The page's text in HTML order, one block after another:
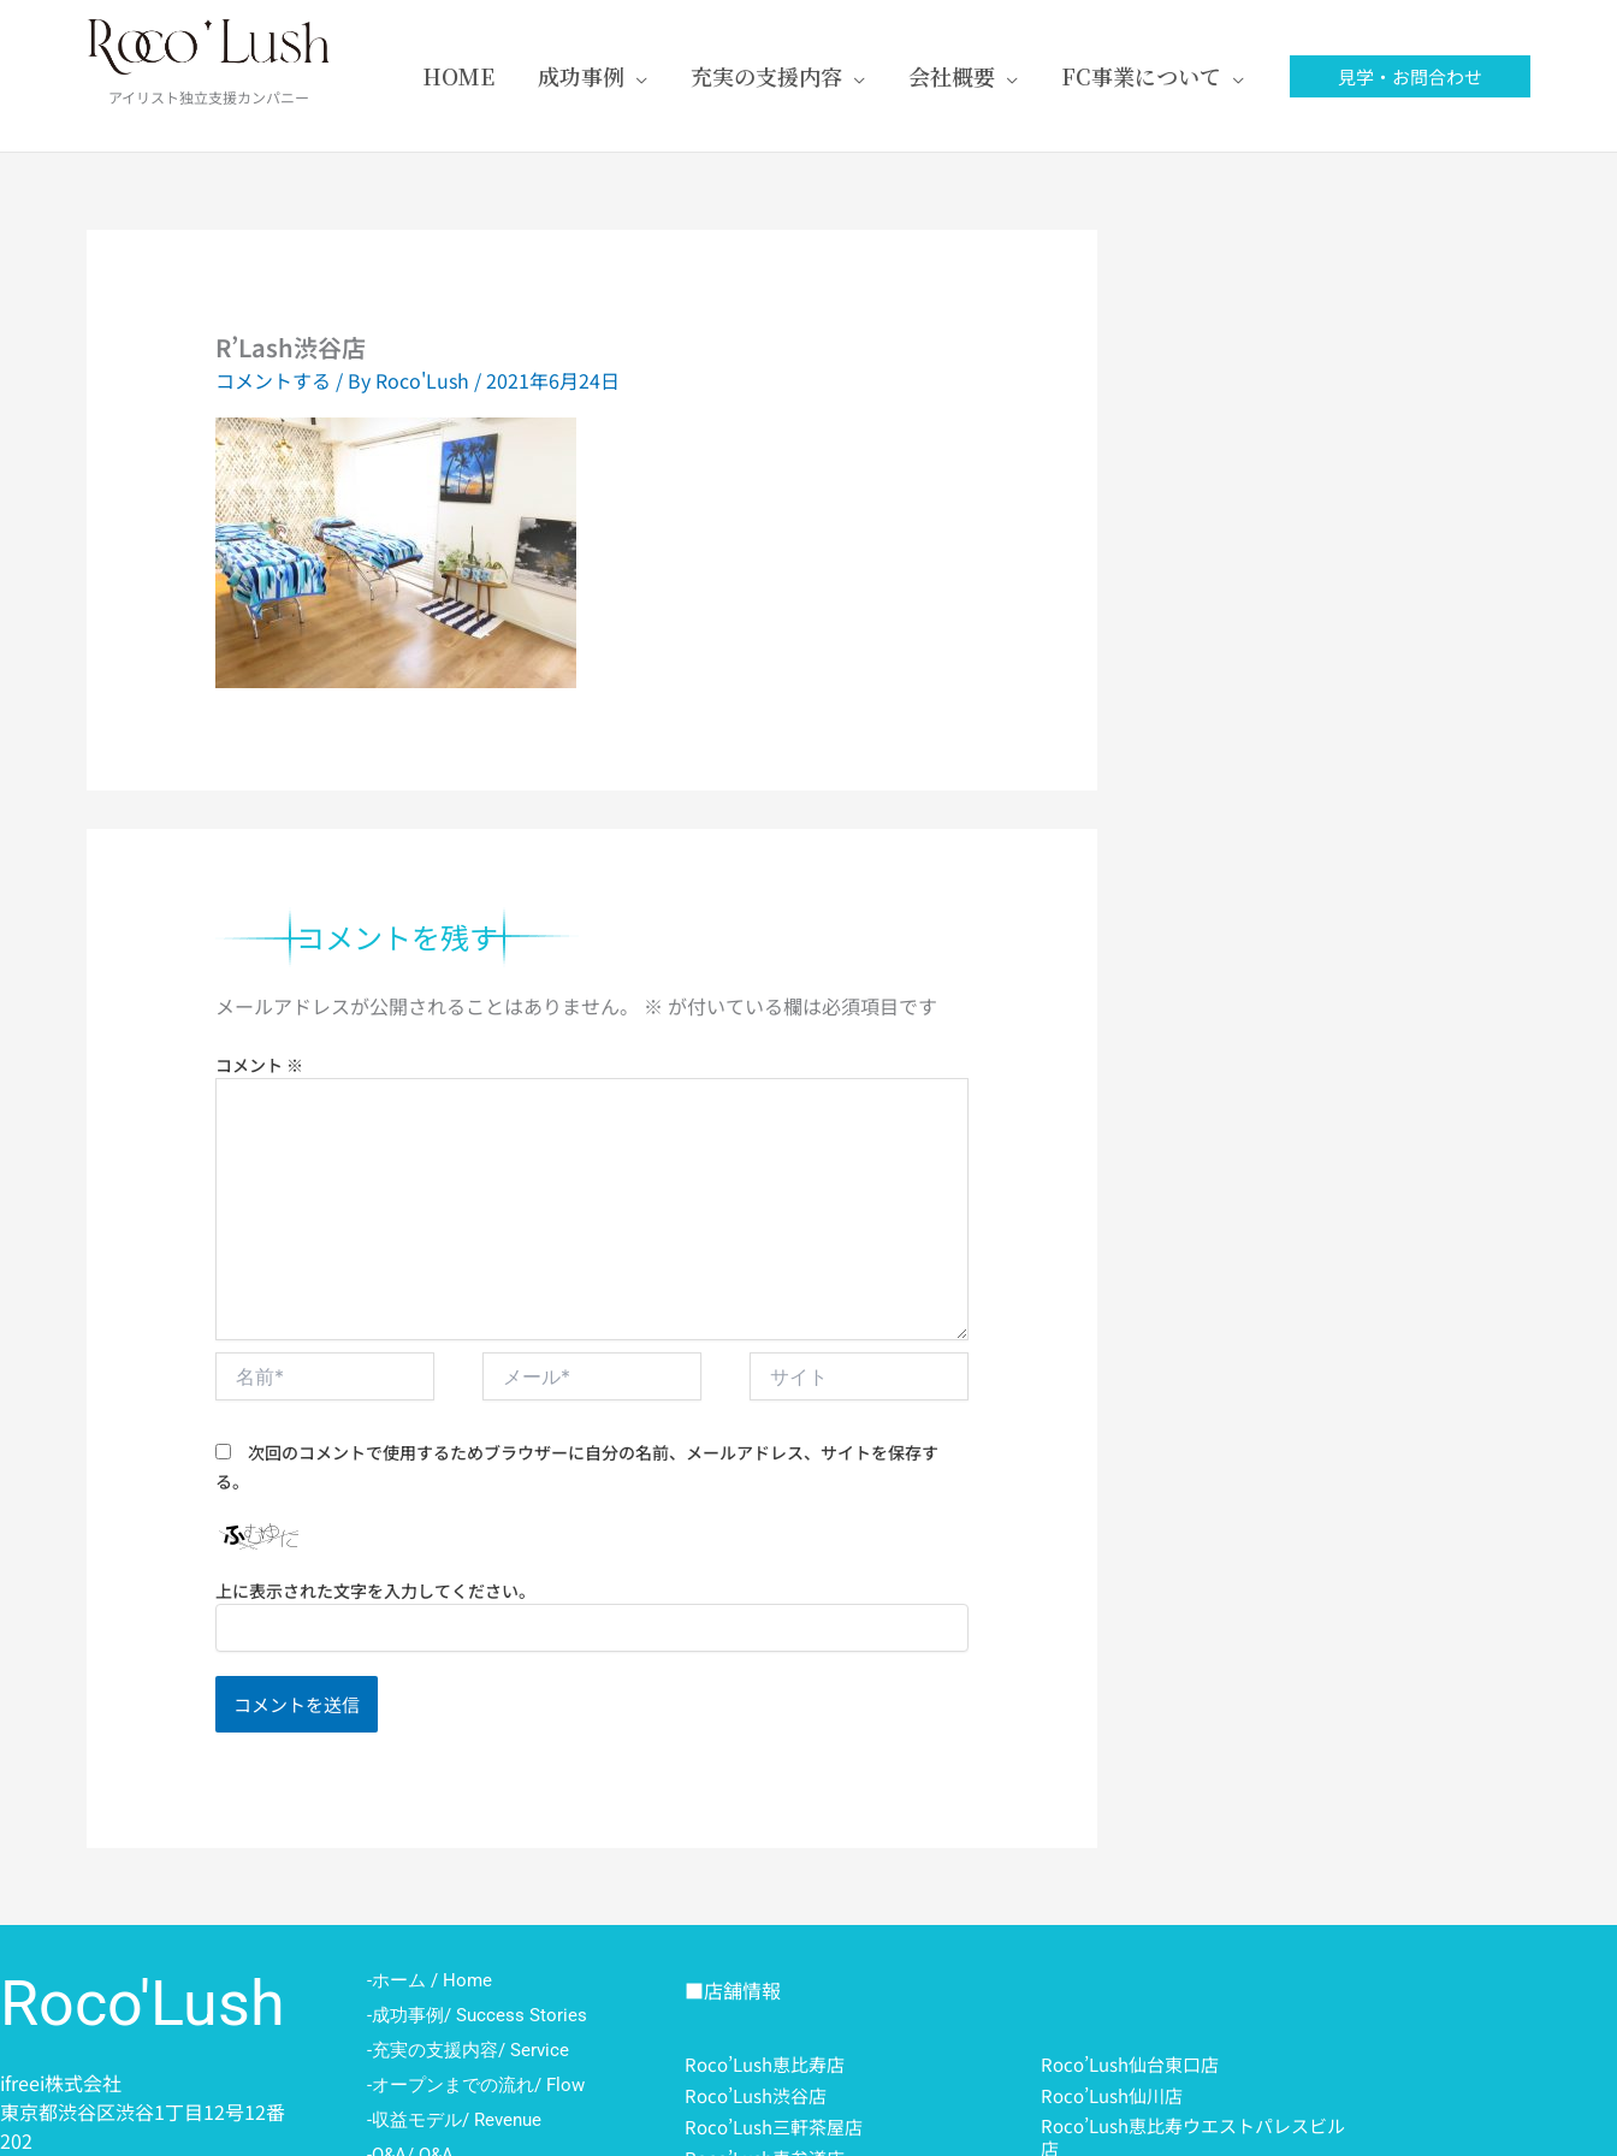
ッ
アイリスト独立支援カンパニー
HOME 成功事例 充実の支援内容 会社概要 FC事業について 見学・お問合わせ
R’Lash渋谷店
コメントする / By Roco'Lush /2021年6月24日
コメントを残す
メールアドレスが公開されることはありません。 ※ が付いている欄は必須項目です
コメント ※
次回のコメントで使用するためブラウザーに自分の名前、メールアドレス、サイトを保存す
る。
上に表示された文字を入力してください。
Roco'Lush
ifreei株式会社
東京都渋谷区渋谷1丁目12号12番
202
-ホーム / Home
-成功事例/ Success Stories
-充実の支援内容/ Service
-オープンまでの流れ/ Flow
-収益モデル/ Revenue
■店舗情報
Roco’Lush恵比寿店
Roco’Lush渋谷店
Roco’Lush三軒茶屋店
Roco’Lush仙台東口店
Roco’Lush仙川店
Roco’Lush恵比寿ウエストパレスビル
店